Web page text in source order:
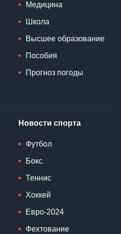
Медицина
Школа
Высшее образование
Пособия
Прогноз погоды
Новости спорта
Футбол
Бокс
Теннис
Хоккей
Евро-2024
Фехтование